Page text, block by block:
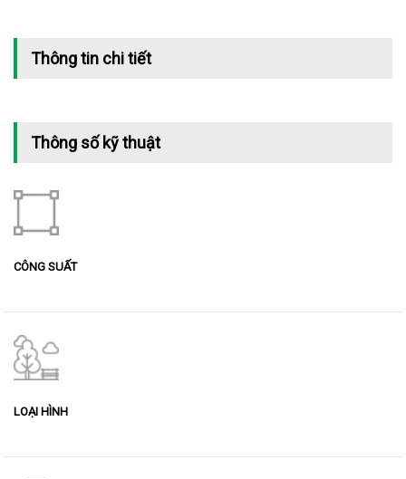
Thông tin chi tiết
Thông số kỹ thuật
CÔNG SUẤT
LOẠI HÌNH